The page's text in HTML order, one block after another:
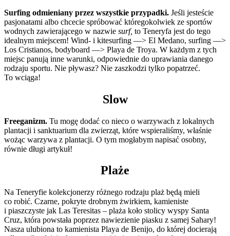
Surfing odmieniany przez wszystkie przypadki. Jeśli jesteście
pasjonatami albo chcecie spróbować któregokolwiek ze sportów
wodnych zawierającego w nazwie surf, to Teneryfa jest do tego
idealnym miejscem! Wind- i kitesurfing —> El Medano, surfing —>
Los Cristianos, bodyboard —> Playa de Troya. W każdym z tych
miejsc panują inne warunki, odpowiednie do uprawiania danego
rodzaju sportu. Nie pływasz? Nie zaszkodzi tylko popatrzeć.
To wciąga!
Slow
Freeganizm. Tu mogę dodać co nieco o warzywach z lokalnych
plantacji i sanktuarium dla zwierząt, które wspieraliśmy, właśnie
wożąc warzywa z plantacji. O tym mogłabym napisać osobny,
równie długi artykuł!
Plaże
Na Teneryfie kolekcjonerzy różnego rodzaju plaż będą mieli
co robić. Czarne, pokryte drobnym żwirkiem, kamieniste
i piaszczyste jak Las Teresitas – plaża koło stolicy wyspy Santa
Cruz, która powstała poprzez nawiezienie piasku z samej Sahary!
Nasza ulubiona to kamienista Playa de Benijo, do której docierają